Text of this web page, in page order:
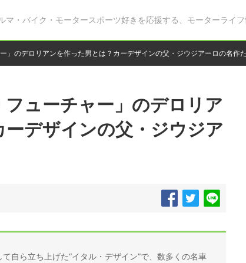
マ・バイク・モータースポーツ好きを応援する、モーターライフ
」のデロリアンを作った男とは？カーデザインの父・ジウジアーロの名作た
フューチャー」のデロリア
デザインの父・ジウジア
自ら立ち上げた“イタル・デザイン”で、数多くの名車